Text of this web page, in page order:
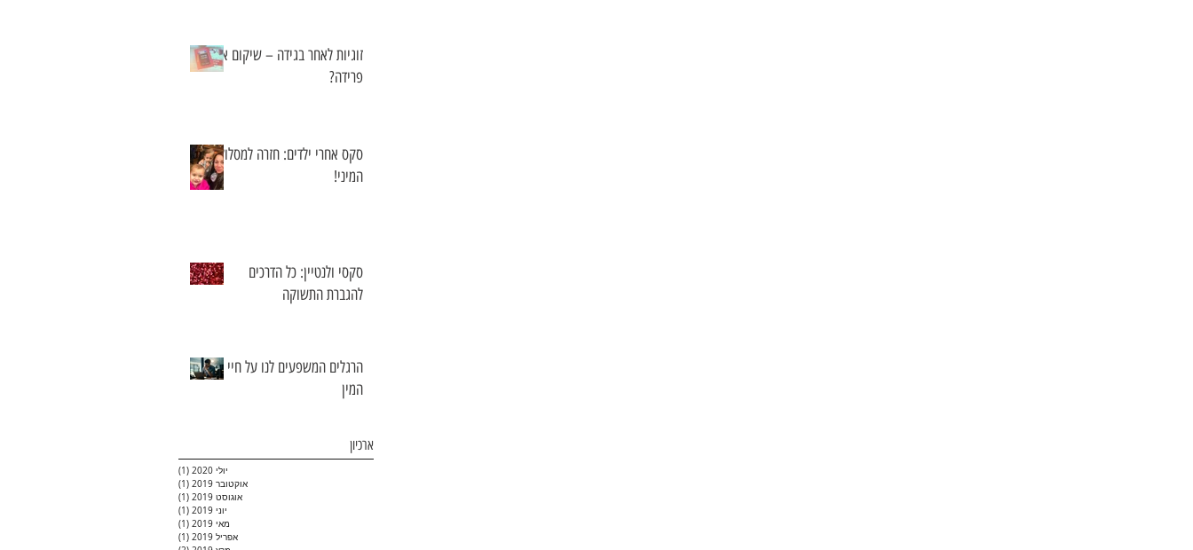
זוגיות לאחר בגידה – שיקום או
פרידה?
סקס אחרי ילדים: חזרה למסלול
המיני!
סקסי ולנטיין: כל הדרכים
להגברת התשוקה
הרגלים המשפעים לנו על חיי
המין
ארכיון
יולי 2020 (1)
אוקטובר 2019
(1)
אוגוסט 2019
(1)
יוני 2019
(1)
מאי 2019
(1)
אפריל 2019
(1)